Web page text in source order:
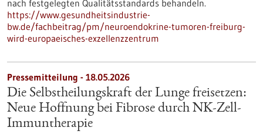
nach festgelegten Qualitätsstandards behandeln.
https://www.gesundheitsindustrie-
bw.de/fachbeitrag/pm/neuroendokrine-tumoren-freiburg-
wird-europaeisches-exzellenzzentrum
Pressemitteilung - 18.05.2026
Die Selbstheilungskraft der Lunge freisetzen:
Neue Hoffnung bei Fibrose durch NK-Zell-
Immuntherapie